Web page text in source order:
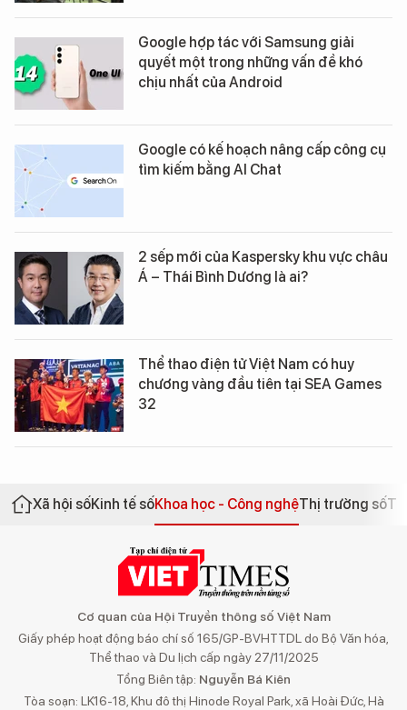
Google hợp tác với Samsung giải
quyết một trong những vấn đề khó
chịu nhất của Android
Google có kế hoạch nâng cấp công cụ
tìm kiếm bằng AI Chat
2 sếp mới của Kaspersky khu vực châu
Á – Thái Bình Dương là ai?
Thể thao điện tử Việt Nam có huy
chương vàng đầu tiên tại SEA Games
32
Xã hội sốKinh tế sốKhoa học - Công nghệThị trường số
Cơ quan của Hội Truyền thông số Việt Nam
Giấy phép hoạt động báo chí số 165/GP-BVHTTDL do Bộ Văn hóa,
Thể thao và Du lịch cấp ngày 27/11/2025
Tổng Biên tập: Nguyễn Bá Kiên
Tòa soạn: LK16-18, Khu đô thị Hinode Royal Park, xã Hoài Đức, Hà